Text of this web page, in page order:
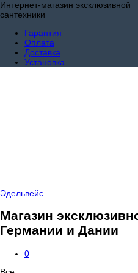
Интернет-магазин эксклюзивной
сантехники
Гарантия
Оплата
Доставка
Установка
Эдельвейс
Магазин
Германии и Дании
0